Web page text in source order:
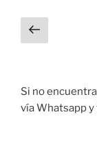
Paginación
de
Página
anterior
Si no
vía Whatsapp